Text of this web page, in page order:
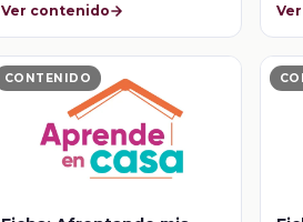
Ver contenido
CONTENIDO